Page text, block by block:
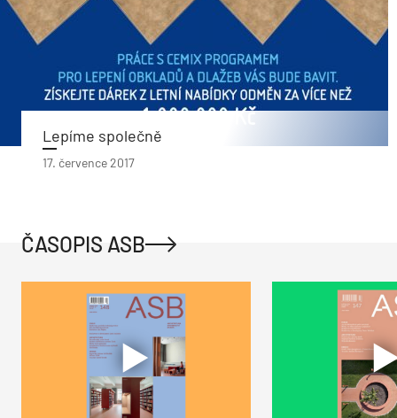
Lepíme společně
17. července 2017
ČASOPIS ASB